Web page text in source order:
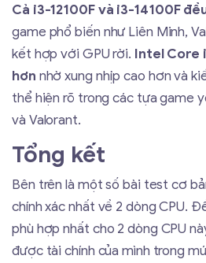
Cả i3-12100F và i3-14100F
game phổ biến như Liên Minh,
kết hợp với GPU rời. Intel Core
hơn nhờ xung nhịp cao hơn và
thể hiện rõ trong các tựa game
và Valorant.
Tổng kết
Bên trên là một số bài test cơ
chính xác nhất về 2 dòng CPU.
phù hợp nhất cho 2 dòng CPU
được tài chính của mình trong